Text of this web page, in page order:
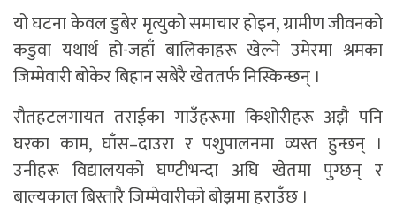
यो घटना केवल डुबेर मृत्युको समाचार होइन, ग्रामीण जीवनको
कडुवा यथार्थ हो-जहाँ बालिकाहरू खेल्ने उमेरमा श्रमका
जिम्मेवारी बोकेर बिहान सबेरै खेततर्फ निस्किन्छन् ।
रौतहटलगायत तराईका गाउँहरूमा किशोरीहरू अझै पनि
घरका काम, घाँस–दाउरा र पशुपालनमा व्यस्त हुन्छन् ।
उनीहरू विद्यालयको घण्टीभन्दा अघि खेतमा पुग्छन् र
बाल्यकाल बिस्तारै जिम्मेवारीको बोझमा हराउँछ ।